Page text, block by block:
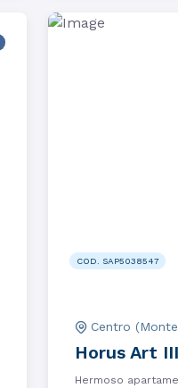
COD. SAP5038547
Centro
Horus Art III
Hermoso